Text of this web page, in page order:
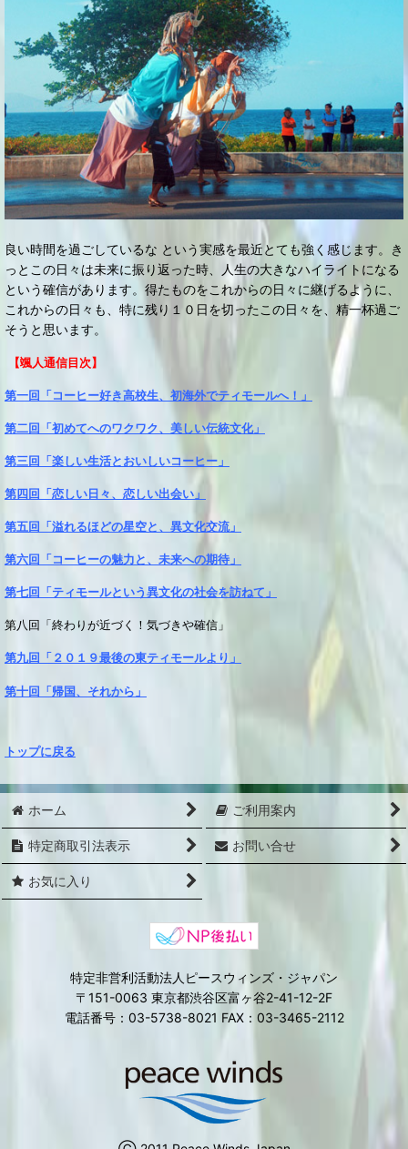
良い時間を過ごしているな という実感を最近とても強く感じます。き
っとこの日々は未来に振り返った時、人生の大きなハイライトになる
という確信があります。得たものをこれからの日々に継げるように、
これからの日々も、特に残り１０日を切ったこの日々を、精一杯過ご
そうと思います。
【颯人通信目次】
第一回「コーヒー好き高校生、初海外でティモールへ！」
第二回「初めてへのワクワク、美しい伝統文化」
第三回「楽しい生活とおいしいコーヒー」
第四回「恋しい日々、恋しい出会い」
第五回「溢れるほどの星空と、異文化交流」
第六回「コーヒーの魅力と、未来への期待」
第七回「ティモールという異文化の社会を訪ねて」
第八回「終わりが近づく！気づきや確信」
第九回「２０１９最後の東ティモールより」
第十回「帰国、それから」
トップに戻る
ホーム ご利用案内
特定商取引法表示 お問い合せ
お気に入り
特定非営利活動法人ピースウィンズ・ジャパン
〒151-0063 東京都渋谷区富ヶ谷2-41-12-2F
電話番号：03-5738-8021 FAX：03-3465-2112